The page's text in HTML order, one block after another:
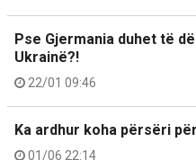
Pse Gjermania duhet të
Ukrainë?!
22/01 09:46
Ka ardhur koha përsëri
01/06 22:14